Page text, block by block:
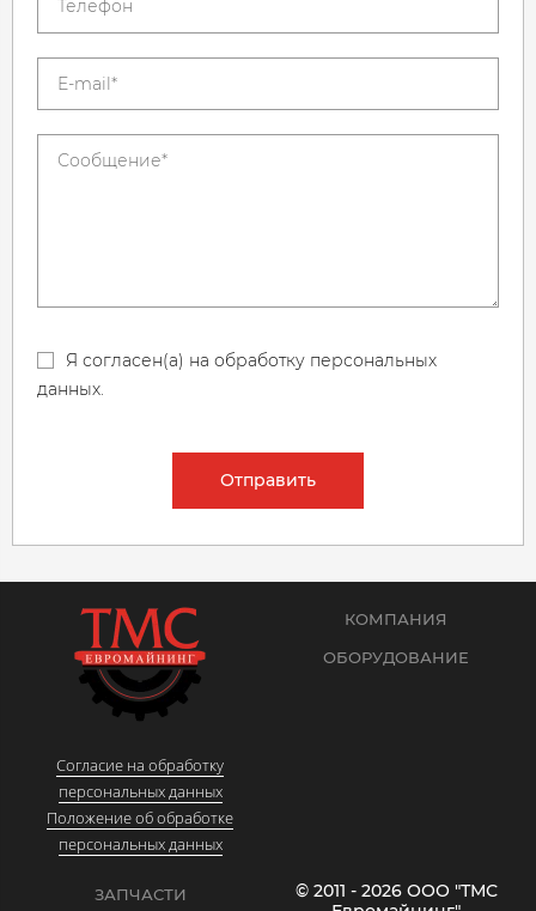
Я согласен(а) на обработку персональных
данных.
Отправить
Согласие на обработку
персональных данных
Положение об обработке
персональных данных
КОМПАНИЯ
ОБОРУДОВАНИЕ
ЗАПЧАСТИ
© 2011 - 2026 ООО "ТМС